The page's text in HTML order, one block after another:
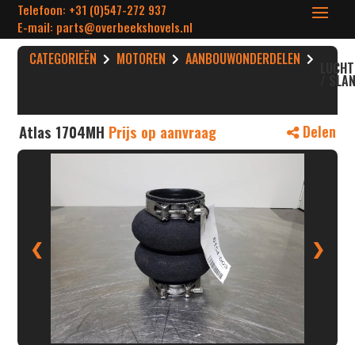
Telefoon: +31 (0)547-272 937
E-mail: parts@overbeekshovels.nl
CATEGORIEËN MOTOREN AANBOUWONDERDELEN
/
Atlas 1704MH Prijs op aanvraag Delen
❮ ❯